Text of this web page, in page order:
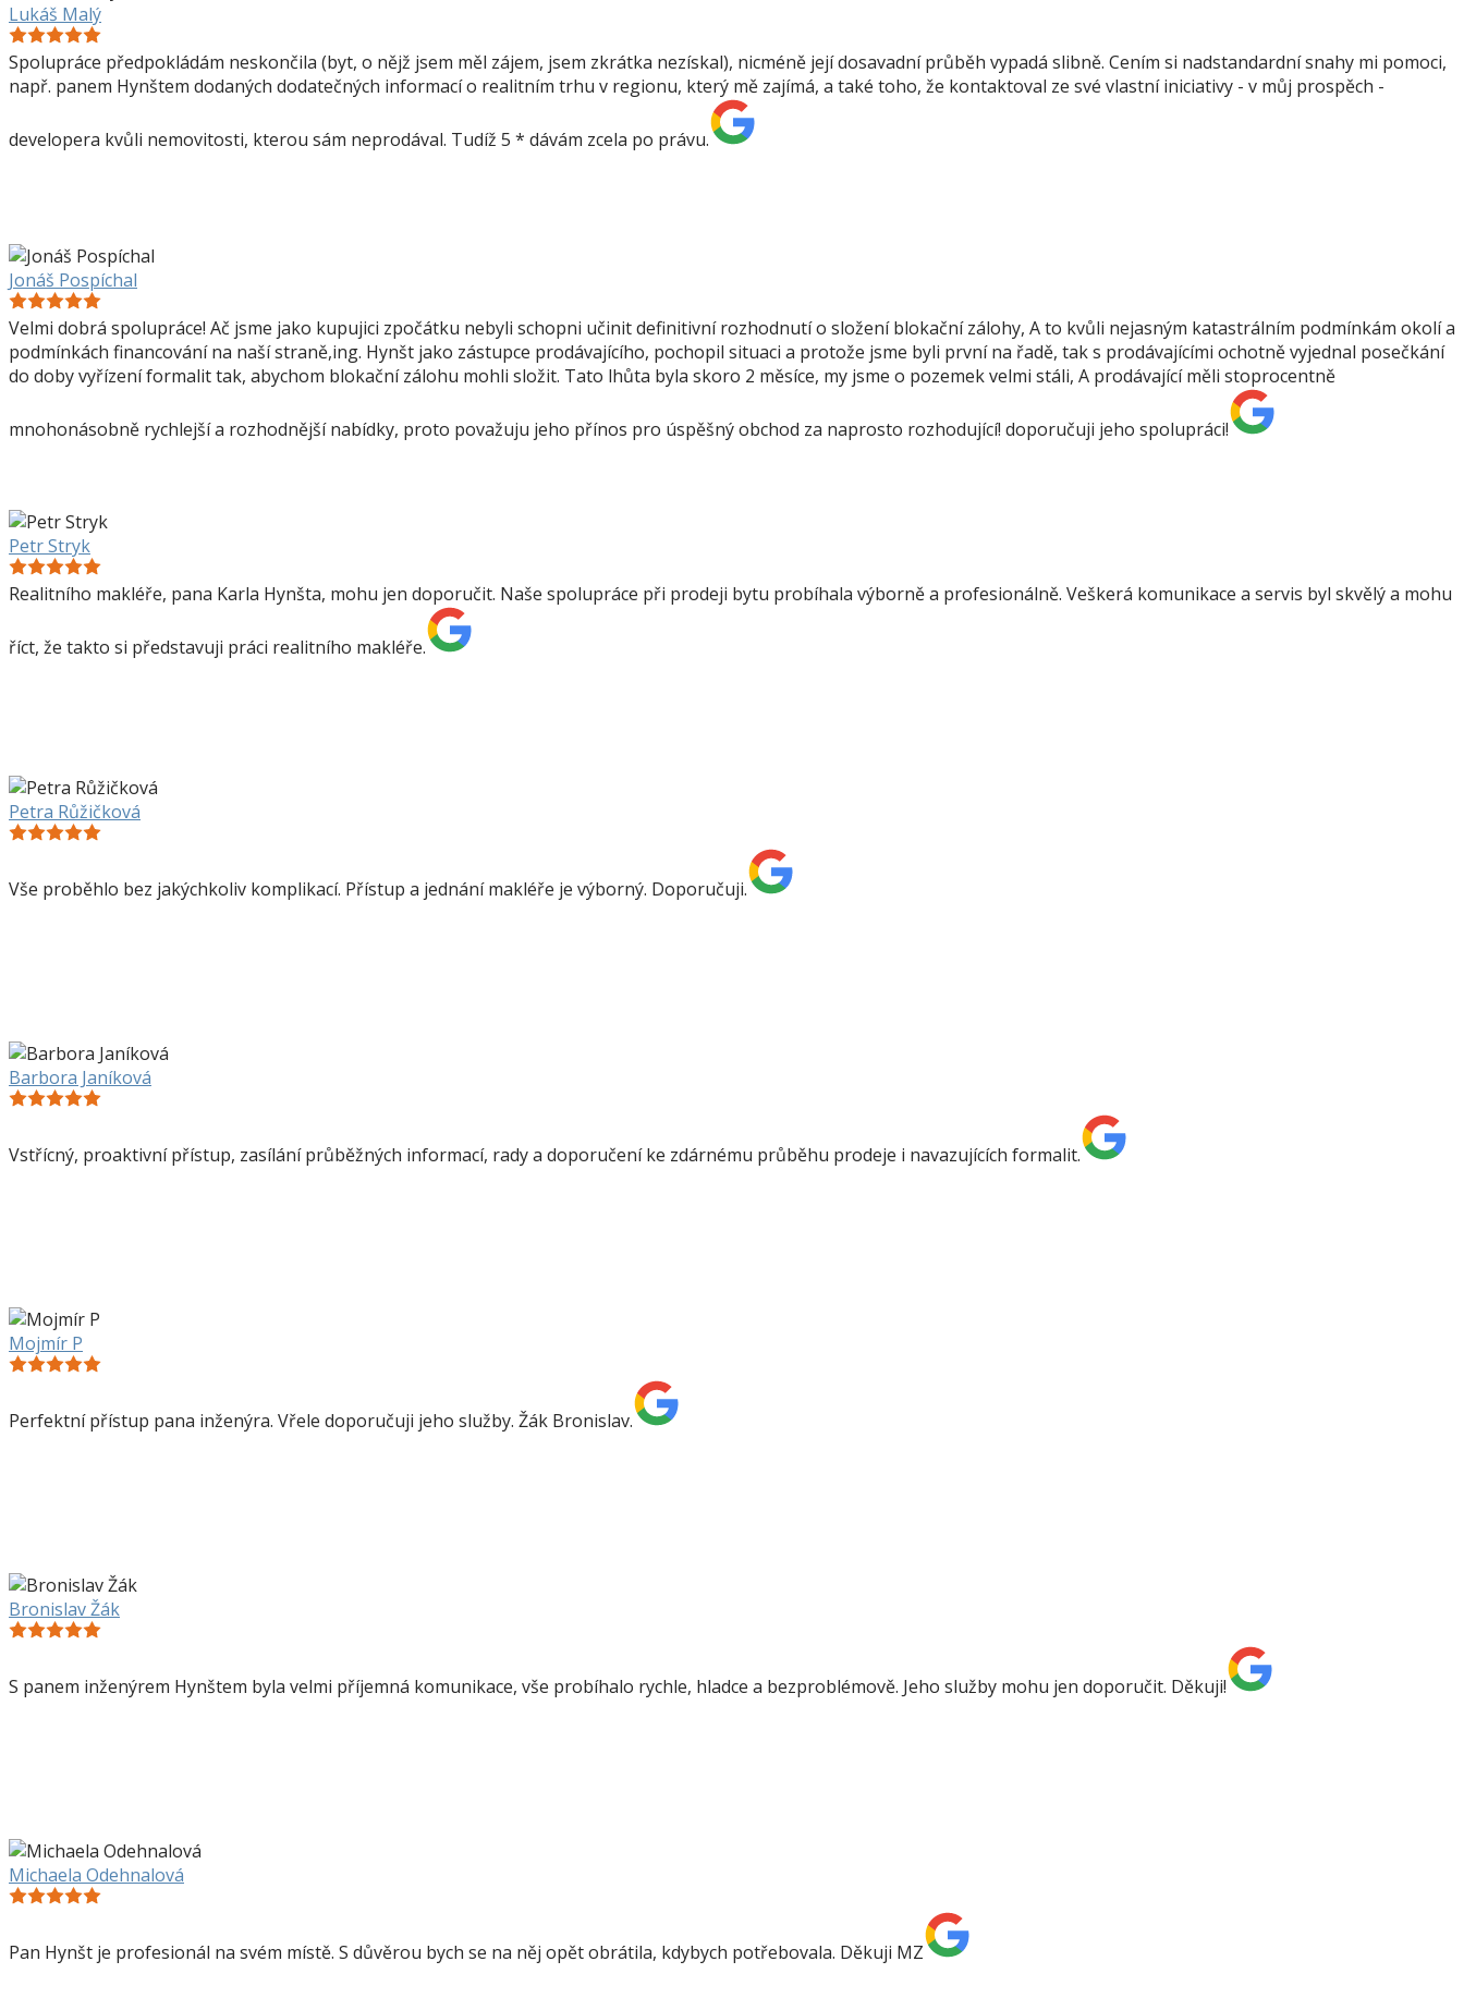
Lukáš Malý
Spolupráce předpokládám neskončila (byt, o nějž jsem měl zájem, jsem zkrátka nezískal), nicméně její dosavadní průběh vypadá slibně. Cením si nadstandardní snahy mi pomoci,
např. panem Hynštem dodaných dodatečných informací o realitním trhu v regionu, který mě zajímá, a také toho, že kontaktoval ze své vlastní iniciativy - v můj prospěch -
developera kvůli nemovitosti, kterou sám neprodával. Tudíž 5 * dávám zcela po právu.
Jonáš Pospíchal
Velmi dobrá spolupráce! Ač jsme jako kupujici zpočátku nebyli schopni učinit definitivní rozhodnutí o složení blokační zálohy, A to kvůli nejasným katastrálním podmínkám okolí a
podmínkách financování na naší straně,ing. Hynšt jako zástupce prodávajícího, pochopil situaci a protože jsme byli první na řadě, tak s prodávajícími ochotně vyjednal posečkání
do doby vyřízení formalit tak, abychom blokační zálohu mohli složit. Tato lhůta byla skoro 2 měsíce, my jsme o pozemek velmi stáli, A prodávající měli stoprocentně
mnohonásobně rychlejší a rozhodnější nabídky, proto považuju jeho přínos pro úspěšný obchod za naprosto rozhodující! doporučuji jeho spolupráci!
Petr Stryk
Realitního makléře, pana Karla Hynšta, mohu jen doporučit. Naše spolupráce při prodeji bytu probíhala výborně a profesionálně. Veškerá komunikace a servis byl skvělý a mohu
říct, že takto si představuji práci realitního makléře.
Petra Růžičková
Vše proběhlo bez jakýchkoliv komplikací. Přístup a jednání makléře je výborný. Doporučuji.
Barbora Janíková
Vstřícný, proaktivní přístup, zasílání průběžných informací, rady a doporučení ke zdárnému průběhu prodeje i navazujících formalit.
Mojmír P
Perfektní přístup pana inženýra. Vřele doporučuji jeho služby. Žák Bronislav.
Bronislav Žák
S panem inženýrem Hynštem byla velmi příjemná komunikace, vše probíhalo rychle, hladce a bezproblémově. Jeho služby mohu jen doporučit. Děkuji!
Michaela Odehnalová
Pan Hynšt je profesionál na svém místě. S důvěrou bych se na něj opět obrátila, kdybych potřebovala. Děkuji MZ